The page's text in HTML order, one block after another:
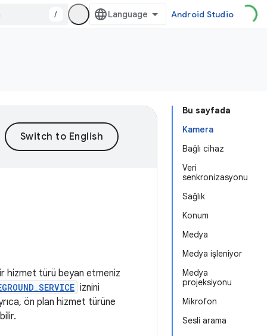
/ Android Studio
Bu sayfada
Kamera
Bağlı cihaz
Veri
senkronizasyonu
Sağlık
Konum
Medya
Medya işleniyor
Medya
projeksiyonu
Mikrofon
Sesli arama
hizmet türü beyan etmeniz
iznini
ön plan hizmet türüne